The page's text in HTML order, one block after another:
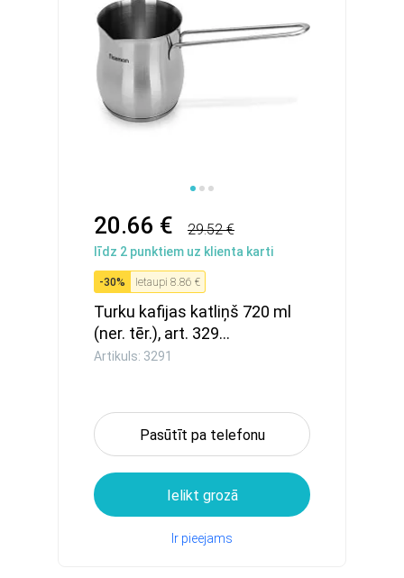
20.66 € 29.52 €
līdz 2 punktiem uz klienta karti
-30% Ietaupi 8.86 €
Turku kafijas katliņš 720 ml
(ner. tēr.), art. 329...
Artikuls: 3291
Pasūtīt pa telefonu
Ielikt grozā
Ir pieejams